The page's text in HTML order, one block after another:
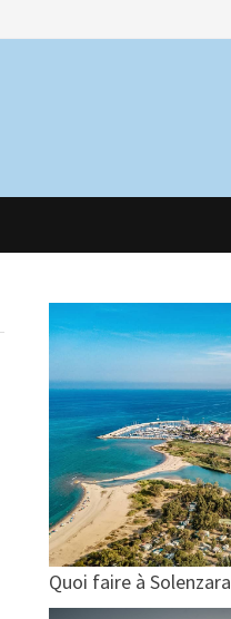
Quoi faire à Solenzara